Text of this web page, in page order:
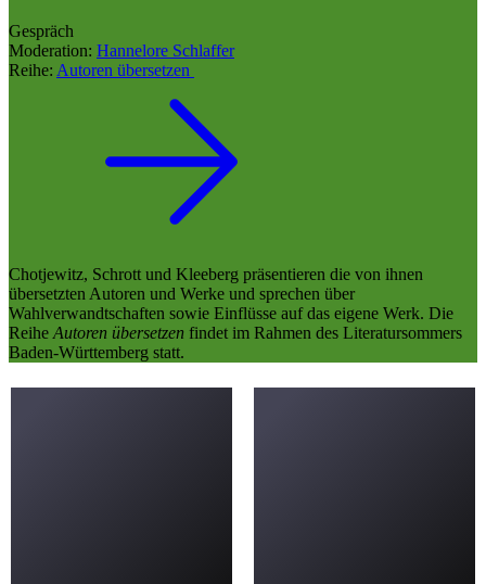
Gespräch
Moderation: Hannelore Schlaffer
Reihe: Autoren übersetzen
Chotjewitz, Schrott und Kleeberg präsentieren die von ihnen
übersetzten Autoren und Werke und sprechen über
Wahlverwandtschaften sowie Einflüsse auf das eigene Werk. Die
Reihe Autoren übersetzen findet im Rahmen des Literatursommers
Baden-Württemberg statt.